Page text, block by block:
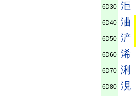
6D30 洰
6D40 浀
6D50 浐
6D60 浠
6D70 浰
6D80 涀